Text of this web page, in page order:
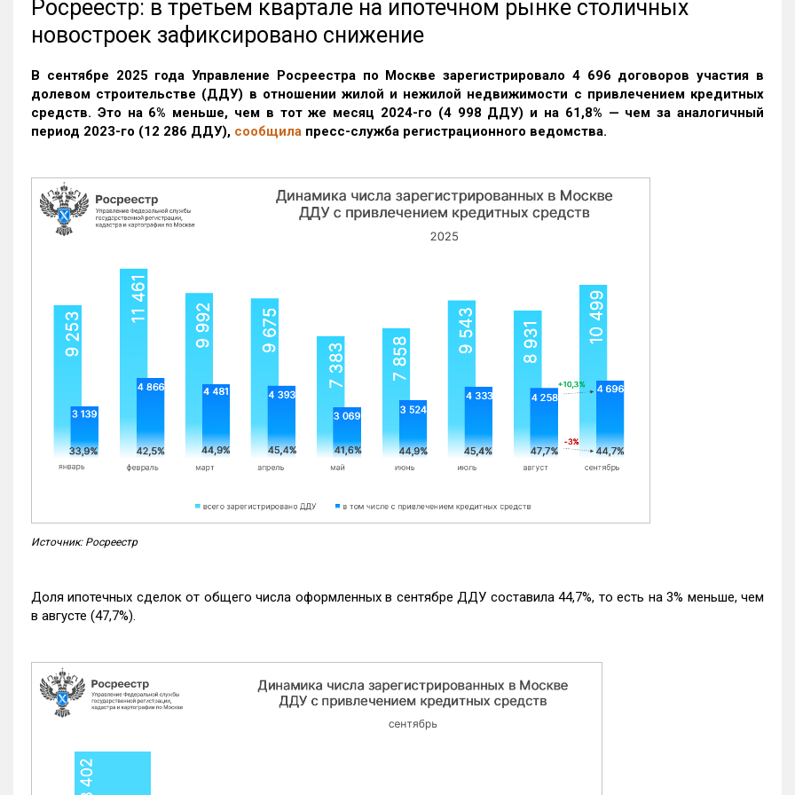
Росреестр: в третьем квартале на ипотечном рынке столичных
новостроек зафиксировано снижение
В сентябре 2025 года Управление Росреестра по Москве зарегистрировало 4 696 договоров участия в
долевом строительстве (ДДУ) в отношении жилой и нежилой недвижимости с привлечением кредитных
средств. Это на 6% меньше, чем в тот же месяц 2024-го (4 998 ДДУ) и на 61,8% — чем за аналогичный
период 2023-го (12 286 ДДУ), сообщила пресс-служба регистрационного ведомства.
Источник: Росреестр
Доля ипотечных сделок от общего числа оформленных в сентябре ДДУ составила 44,7%, то есть на 3% меньше, чем
в августе (47,7%).